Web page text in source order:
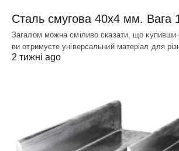
Сталь смугова 40х4 мм. Вага
Загалом можна сміливо сказати, що купивши
ви отримуєте універсальний матеріал для
2 тижні ago